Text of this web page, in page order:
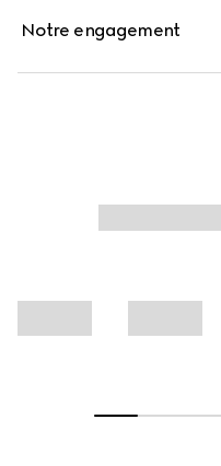
Notre engagement